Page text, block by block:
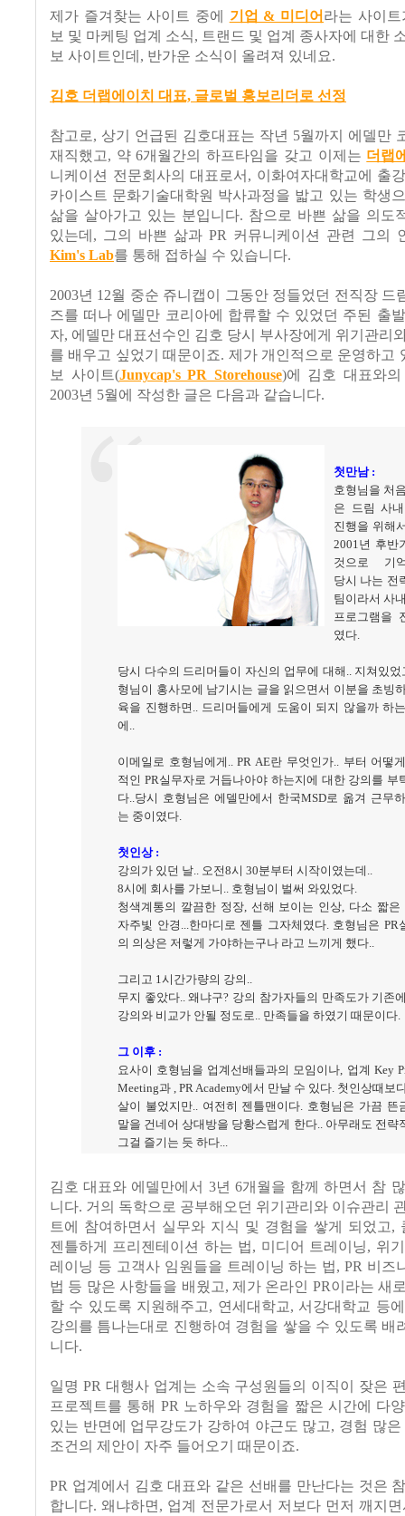
제가 즐겨찾는 사이트 중에 기업 & 미디어 라는 사이
보 및 마케팅 업계 소식, 트랜드 및 업계 종사자에 대한
보 사이트인데, 반가운 소식이 올려져 있네요.
김호 더랩에이치 대표, 글로벌 홍보리더로 선정
참고로, 상기 언급된 김호대표는 작년 5월까지 에델만
재직했고, 약 6개월간의 하프타임을 갖고 이제는 더랩
니케이션 전문회사의 대표로서, 이화여자대학교에 출
카이스트 문화기술대학원 박사과정을 밟고 있는 학생
삶을 살아가고 있는 분입니다. 참으로 바쁜 삶을 의도
있는데, 그의 바쁜 삶과 PR 커뮤니케이션 관련 그의
Kim's Lab를 통해 접하실 수 있습니다.
2003년 12월 중순 쥬니캡이 그동안 정들었던 전직장 드
즈를 떠나 에델만 코리아에 합류할 수 있었던 주된 출
자, 에델만 대표선수인 김호 당시 부사장에게 위기관리
를 배우고 싶었기 때문이죠. 제가 개인적으로 운영하고
보 사이트(Junycap's PR Storehouse)에 김호 대표와
2003년 5월에 작성한 글은 다음과 같습니다.
첫만남 :
호형님을 처
은 드림 사
진행을 위해
2001년 후반
것으로 기
당시 나는 전
팀이라서 사
프로그램을
였다.
당시 다수의 드리머들이 자신의 업무에 대해.. 지쳐있었
형님이 홍사모에 남기시는 글을 읽으면서 이분을 초빙
육을 진행하면.. 드리머들에게 도움이 되지 않을까 하
에..
이메일로 호형님에게.. PR AE란 무엇인가.. 부터 어떻
적인 PR실무자로 거듭나아야 하는지에 대한 강의를 부
다..당시 호형님은 에델만에서 한국MSD로 옮겨 근무
는 중이였다.
첫인상 :
강의가 있던 날.. 오전8시 30분부터 시작이였는데..
8시에 회사를 가보니.. 호형님이 벌써 와있었다.
청색계통의 깔끔한 정장, 선해 보이는 인상, 다소 짧은
자주빛 안경...한마디로 젠틀 그자체였다. 호형님은 PR
의 의상은 저렇게 가야하는구나 라고 느끼게 했다..
그리고 1시간가량의 강의..
무지 좋았다.. 왜냐구? 강의 참가자들의 만족도가 기존
강의와 비교가 안될 정도로.. 만족들을 하였기 때문이다.
그 이후 :
요사이 호형님을 업계선배들과의 모임이나, 업계 Key
Meeting과 , PR Academy에서 만날 수 있다. 첫인상때보
살이 불었지만.. 여전히 젠틀맨이다. 호형님은 가끔 뜬
말을 건네어 상대방을 당황스럽게 한다.. 아무래도 전략
그걸 즐기는 듯 하다...
김호 대표와 에델만에서 3년 6개월을 함께 하면서 참
니다. 거의 독학으로 공부해오던 위기관리와 이슈관리
트에 참여하면서 실무와 지식 및 경험을 쌓게 되었고,
젠틀하게 프리젠테이션 하는 법, 미디어 트레이닝, 위
레이닝 등 고객사 임원들을 트레이닝 하는 법, PR 비즈
법 등 많은 사항들을 배웠고, 제가 온라인 PR이라는 새
할 수 있도록 지원해주고, 연세대학교, 서강대학교 등
강의를 틈나는대로 진행하여 경험을 쌓을 수 있도록 배
니다.
일명 PR 대행사 업계는 소속 구성원들의 이직이 잦은
프로젝트를 통해 PR 노하우와 경험을 짧은 시간에 다
있는 반면에 업무강도가 강하여 야근도 많고, 경험 많
조건의 제안이 자주 들어오기 때문이죠.
PR 업계에서 김호 대표와 같은 선배를 만난다는 것은
합니다. 왜냐하면, 업계 전문가로서 저보다 먼저 깨지